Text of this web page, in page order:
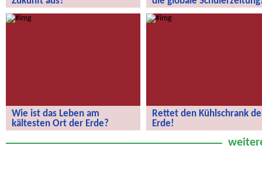
Wie sieht eure Stadt der Zukunft aus?
„Wir entdecken die Welt“ – die
globale Schülerzeitung!
Wie ist das Leben am
kältesten Ort der Erde?
der Erde?
Rettet den Kühlschrank
Erde!